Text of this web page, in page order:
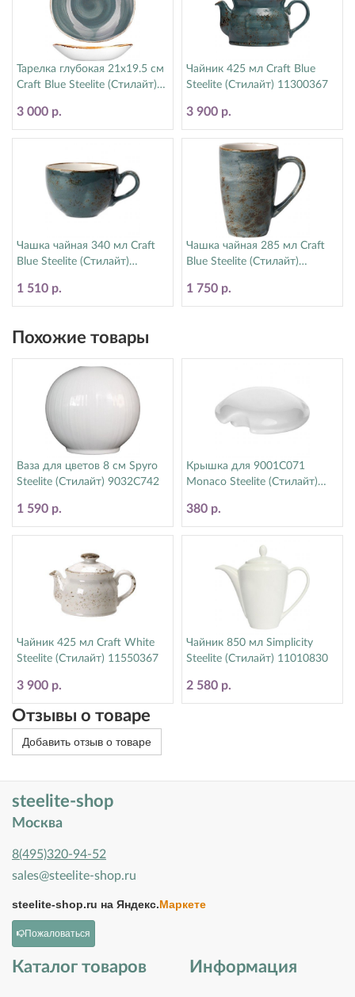
Тарелка глубокая 21х19.5 см
Craft Blue Steelite (Стилайт)
3 000 р.
Чайник 425 мл Craft Blue
Steelite (Стилайт) 11300367
3 900 р.
Чашка чайная 340 мл Craft
Blue Steelite (Стилайт)
1 510 р.
Чашка чайная 285 мл Craft
Blue Steelite (Стилайт)
1 750 р.
Похожие товары
Ваза для цветов 8 см Spyro
Steelite (Стилайт) 9032C742
1 590 р.
Крышка для 9001C071
Monaco Steelite (Стилайт)
380 р.
Чайник 425 мл Craft White
Steelite (Стилайт) 11550367
3 900 р.
Чайник 850 мл Simplicity
Steelite (Стилайт) 11010830
2 580 р.
Отзывы о товаре
Добавить отзыв о товаре
steelite-shop
Москва
8(495)320-94-52
sales@steelite-shop.ru
steelite-shop.ru на Яндекс.Маркете
Пожаловаться
Каталог товаров Информация